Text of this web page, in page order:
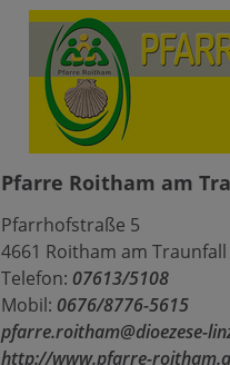
Pfarre Roitham am
Pfarrhofstraße 5
4661 Roitham am Traunfall
Telefon: 07613/5108
Mobil: 0676/8776-5615
pfarre.roitham@dioezese-
http://www.pfarre-